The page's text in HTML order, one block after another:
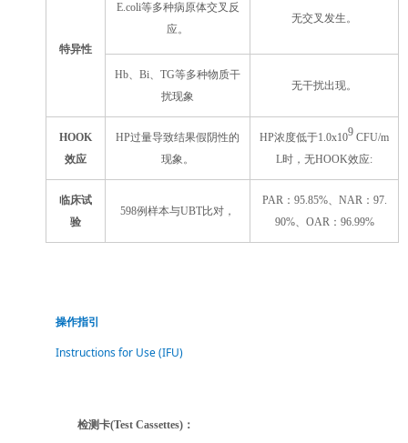
特异性
E.coli等多种病原体交叉反
应。
无交叉发生。
Hb、Bi、TG等多种物质干
扰现象
无干扰出现。
HOOK
效应
HP过量导致结果假阴性的
现象。
HP浓度低于1.0x109 CFU/m
L时，无HOOK效应:
临床试
验
598例样本与UBT比对，
PAR：95.85%、NAR：97.
90%、OAR：96.99%
操作指引
Instructions for Use (IFU)
检测卡(Test Cassettes)：